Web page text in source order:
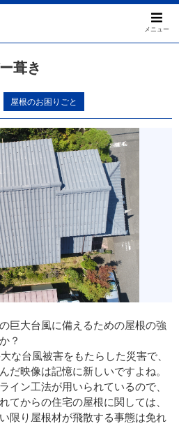
メニュー
葺き
屋根のお困りごと
の巨大台風に備えるための屋根の強
？
な台風被害をもたらした災害で、
だ映像は記憶に新しいですよね。
イン工法が用いられているので、
てからの住宅の屋根に関しては、
限り屋根材が飛散する事態は免れ